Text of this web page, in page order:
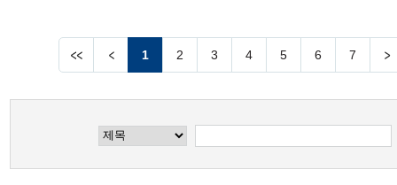
1 2 3 4 5 6 7